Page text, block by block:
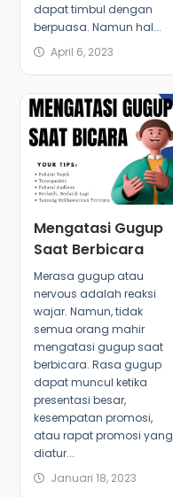
dapat timbul dengan
berpuasa. Namun hal...
April 6, 2023
Mengatasi Gugup
Saat Berbicara
Merasa gugup atau
nervous adalah reaksi
wajar. Namun, tidak
semua orang mahir
mengatasi gugup saat
berbicara. Rasa gugup
dapat muncul ketika
presentasi besar,
kesempatan promosi,
atau rapat promosi yang
diatur...
Januari 18, 2023